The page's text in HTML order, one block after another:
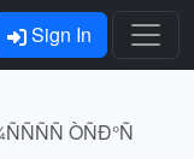
Sign In
ÒÑÐ°Ñ